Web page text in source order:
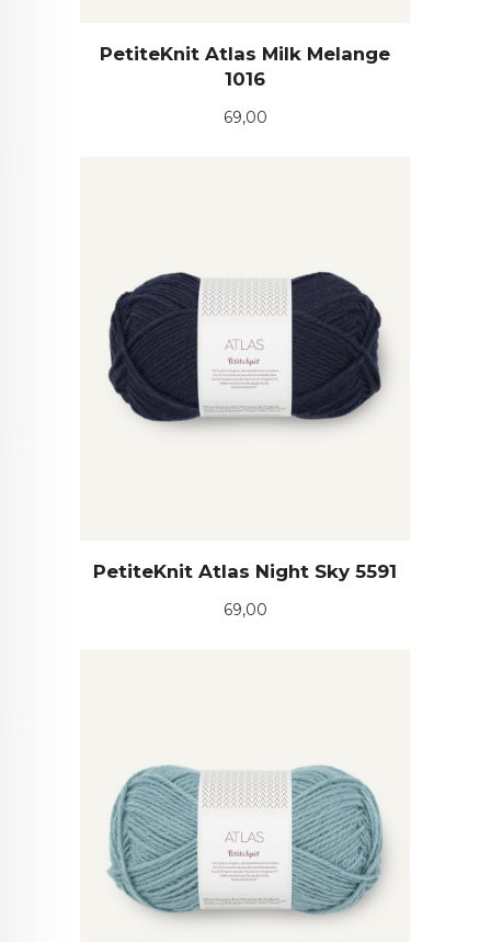
PetiteKnit Atlas Milk Melange
1016
Pris
69,00
PetiteKnit Atlas Night Sky 5591
Pris
69,00